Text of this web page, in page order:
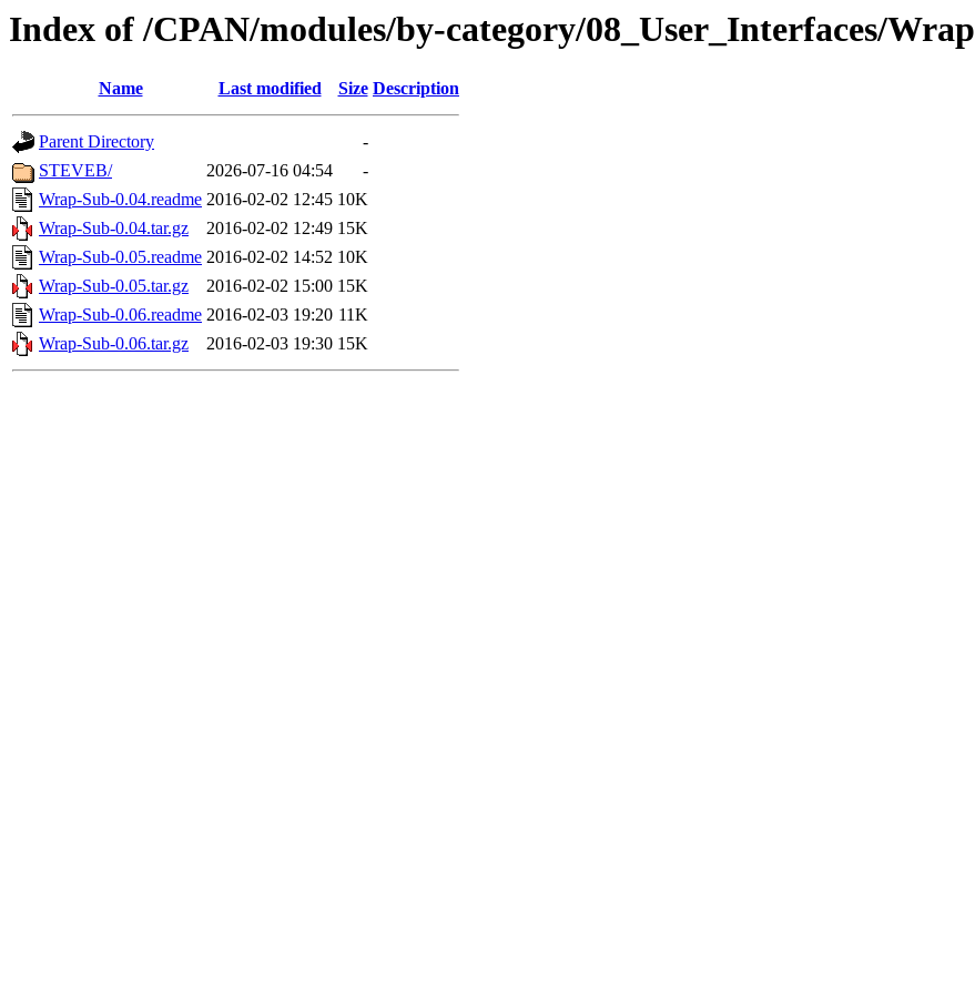
Index of /CPAN/modules/by-category/08_User_Interfaces/Wrap
Name Last modified Size Description
Parent Directory
-
STEVEB/
2026-07-16 04:54
-
Wrap-Sub-0.04.readme 2016-02-02 12:45 10K
Wrap-Sub-0.04.tar.gz
2016-02-02 12:49 15K
Wrap-Sub-0.05.readme 2016-02-02 14:52 10K
Wrap-Sub-0.05.tar.gz
2016-02-02 15:00 15K
Wrap-Sub-0.06.readme 2016-02-03 19:20 11K
Wrap-Sub-0.06.tar.gz
2016-02-03 19:30 15K